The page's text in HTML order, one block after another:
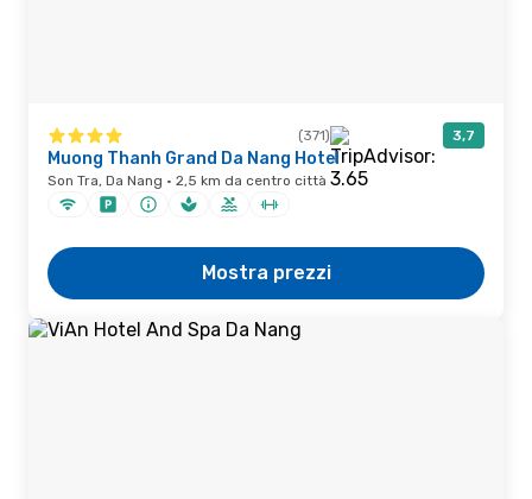
(371) 3,7
Muong Thanh Grand Da Nang Hotel
Son Tra, Da Nang · 2,5 km da centro città
Mostra prezzi